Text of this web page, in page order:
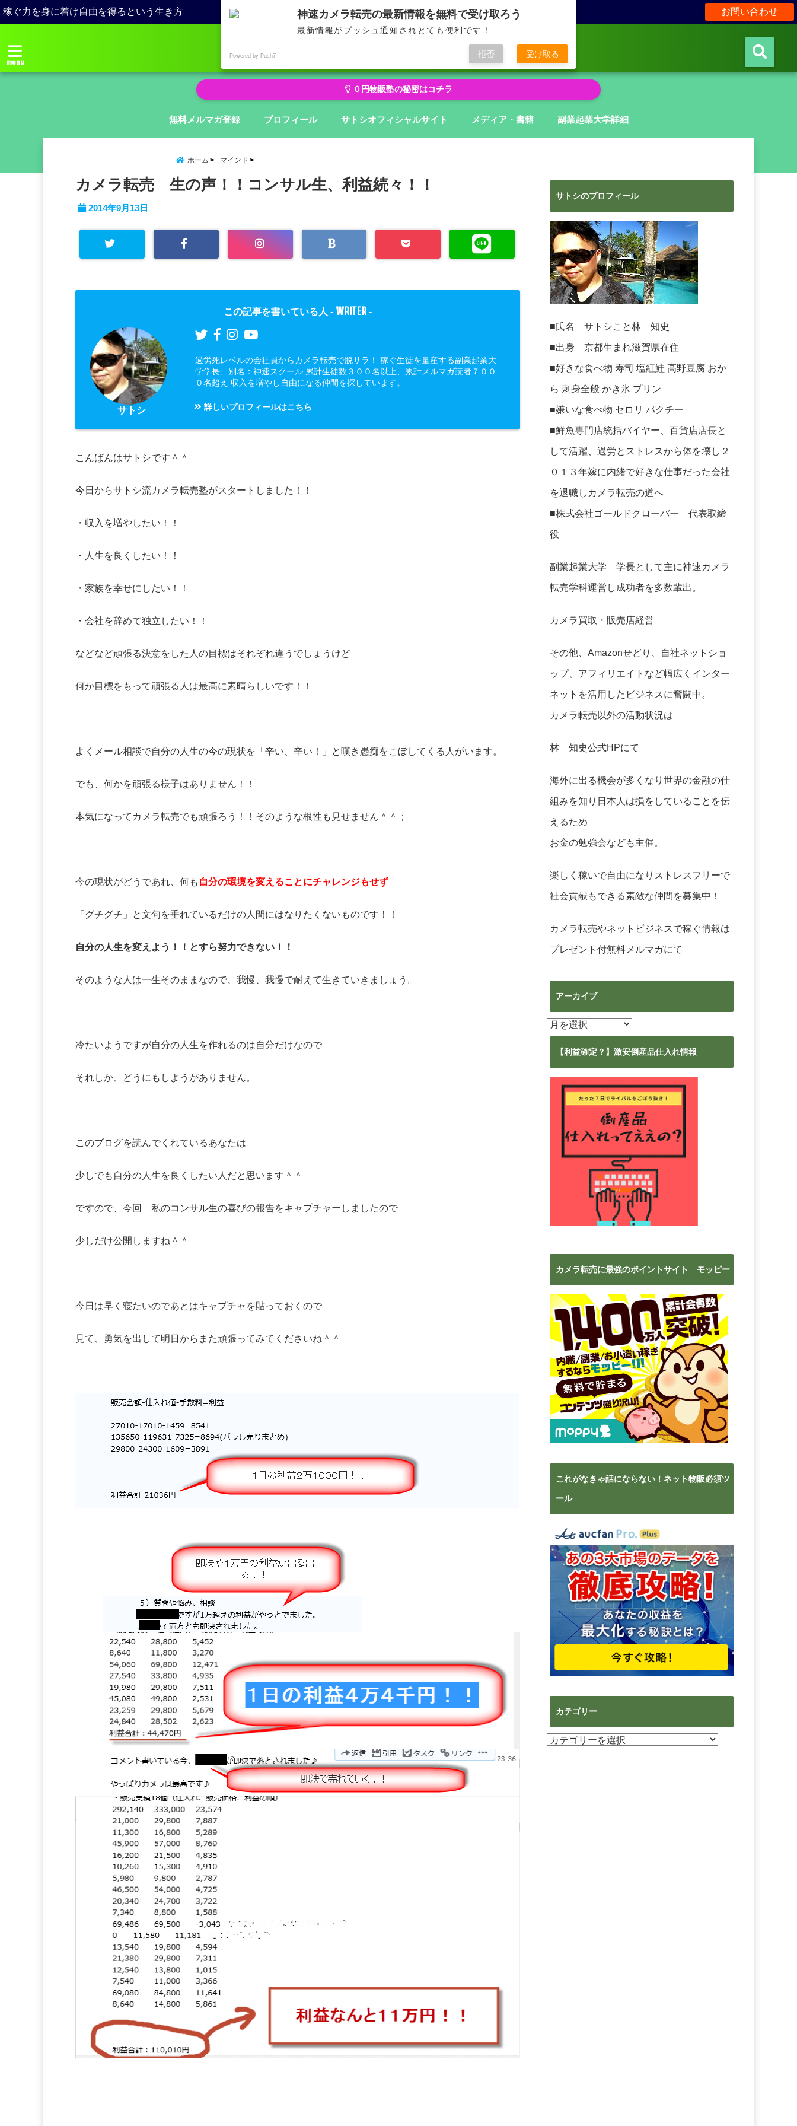
稼ぐ力を身に着け自由を得るという生き方 お問い合わせ
せどり・転売から物販にステージアップ
menu 無在庫から億を狙う０円物販
０円物販塾の秘密はコチラ
無料メルマガ登録 プロフィール サトシオフィシャルサイト メディア・書籍 副業起業大学詳細
ホーム マインド
カメラ転売 生の声！！コンサル生、利益続々！！
2014年9月13日
この記事を書いている人 - WRITER -
サトシ
過労死レベルの会社員からカメラ転売で脱サラ！ 稼ぐ生徒を量産する副業起業大
学学長、別名：神速スクール 累計生徒数３００名以上、累計メルマガ読者７００
０名超え 収入を増やし自由になる仲間を探しています。
詳しいプロフィールはこちら
こんばんはサトシです＾＾
今日からサトシ流カメラ転売塾がスタートしました！！
・収入を増やしたい！！
・人生を良くしたい！！
・家族を幸せにしたい！！
・会社を辞めて独立したい！！
などなど頑張る決意をした人の目標はそれぞれ違うでしょうけど
何か目標をもって頑張る人は最高に素晴らしいです！！
よくメール相談で自分の人生の今の現状を「辛い、辛い！」と嘆き愚痴をこぼしてくる人がいます。
でも、何かを頑張る様子はありません！！
本気になってカメラ転売でも頑張ろう！！そのような根性も見せません＾＾；
今の現状がどうであれ、何も 自分の環境を変えることにチャレンジもせず
「グチグチ」と文句を垂れているだけの人間にはなりたくないものです！！
自分の人生を変えよう！！とすら努力できない！！
そのような人は一生そのままなので、我慢、我慢で耐えて生きていきましょう。
冷たいようですが自分の人生を作れるのは自分だけなので
それしか、どうにもしようがありません。
このブログを読んでくれているあなたは
少しでも自分の人生を良くしたい人だと思います＾＾
ですので、今回 私のコンサル生の喜びの報告をキャプチャーしましたので
少しだけ公開しますね＾＾
今日は早く寝たいのであとはキャプチャを貼っておくので
見て、勇気を出して明日からまた頑張ってみてくださいね＾＾
サトシのプロフィール
■氏名 サトシこと林 知史
■出身 京都生まれ滋賀県在住
■好きな食べ物 寿司 塩紅鮭 高野豆腐 おか
ら 刺身全般 かき氷 プリン
■嫌いな食べ物 セロリ パクチー
■鮮魚専門店統括バイヤー、百貨店店長と
して活躍、過労とストレスから体を壊し２
０１３年嫁に内緒で好きな仕事だった会社
を退職しカメラ転売の道へ
■株式会社ゴールドクローバー 代表取締
役
副業起業大学 学長として主に神速カメラ
転売学科運営し成功者を多数輩出。
カメラ買取・販売店経営
その他、Amazonせどり、自社ネットショ
ップ、アフィリエイトなど幅広くインター
ネットを活用したビジネスに奮闘中。
カメラ転売以外の活動状況は
林 知史公式HPにて
海外に出る機会が多くなり世界の金融の仕
組みを知り日本人は損をしていることを伝
えるため
お金の勉強会なども主催。
楽しく稼いで自由になりストレスフリーで
社会貢献もできる素敵な仲間を募集中！
カメラ転売やネットビジネスで稼ぐ情報は
プレゼント付無料メルマガにて
アーカイブ
ア
ー
【利益確定？】激安倒産品仕入れ情報
カメラ転売に最強のポイントサイト モッピー
これがなきゃ話にならない！ネット物販必須ツ
ール
カテゴリー
カ
神速カメラ転売の最新情報を無料で受け取ろう
最新情報がプッシュ通知されとても便利です！
Powered by Push7 拒否 受け取る